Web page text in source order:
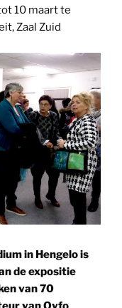
10 maart te
Zaal Zuid
in Hengelo is
de expositie
van 70